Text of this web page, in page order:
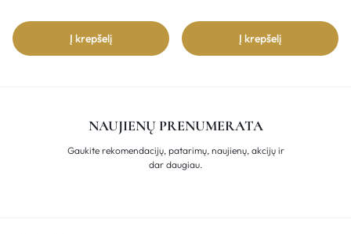
Į krepšelį Į krepšelį
NAUJIENŲ PRENUMERATA
Gaukite rekomendacijų, patarimų, naujienų, akcijų ir
dar daugiau.